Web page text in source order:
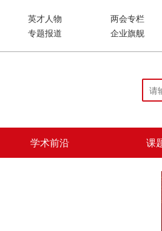
英才人物 两会专栏
专题报道 企业旗舰
学术前沿 课